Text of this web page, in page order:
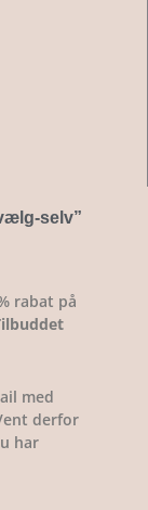
selv”
rabat på
med
derfor
har